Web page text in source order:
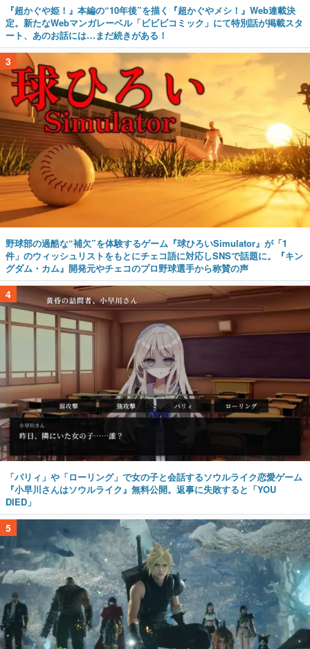
『超かぐや姫！』本編の“10年後”を描く『超かぐやメシ！』Web連載決
定。新たなWebマンガレーベル「ビビビコミック」にて特別話が掲載スタ
ート、あのお話には…まだ続きがある！
3
野球部の過酷な“補欠”を体験するゲーム『球ひろいSimulator』が「1
件」のウィッシュリストをもとにチェコ語に対応しSNSで話題に。『キン
グダム・カム』開発元やチェコのプロ野球選手から称賛の声
4
「パリィ」や「ローリング」で女の子と会話するソウルライク恋愛ゲーム
『小早川さんはソウルライク』無料公開。返事に失敗すると「YOU
DIED」
5